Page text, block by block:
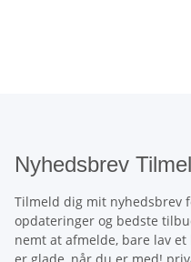
Nyhedsbrev
Tilmeld dig mit nyhedsbrev
opdateringer og bedste
nemt at afmelde, bare lav